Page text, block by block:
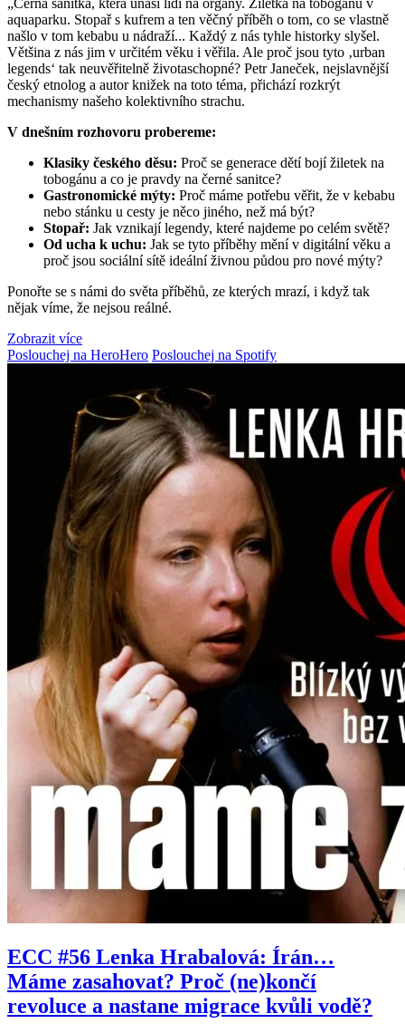
„Černá sanitka, která unáší lidi na orgány. Žiletka na tobogánu v
aquaparku. Stopař s kufrem a ten věčný příběh o tom, co se vlastně
našlo v tom kebabu u nádraží... Každý z nás tyhle historky slyšel.
Většina z nás jim v určitém věku i věřila. Ale proč jsou tyto ‚urban
legends‘ tak neuvěřitelně životaschopné? Petr Janeček, nejslavnější
český etnolog a autor knižek na toto téma, přichází rozkrýt
mechanismy našeho kolektivního strachu.
V dnešním rozhovoru probereme:
Klasiky českého děsu: Proč se generace dětí bojí žiletek na
tobogánu a co je pravdy na černé sanitce?
Gastronomické mýty: Proč máme potřebu věřit, že v kebabu
nebo stánku u cesty je něco jiného, než má být?
Stopař: Jak vznikají legendy, které najdeme po celém světě?
Od ucha k uchu: Jak se tyto příběhy mění v digitální věku a
proč jsou sociální sítě ideální živnou půdou pro nové mýty?
Ponořte se s námi do světa příběhů, ze kterých mrazí, i když tak
nějak víme, že nejsou reálné.
Zobrazit více
Poslouchej na HeroHero Poslouchej na Spotify
ECC #56 Lenka Hrabalová: Írán…
Máme zasahovat? Proč (ne)končí
revoluce a nastane migrace kvůli vodě?